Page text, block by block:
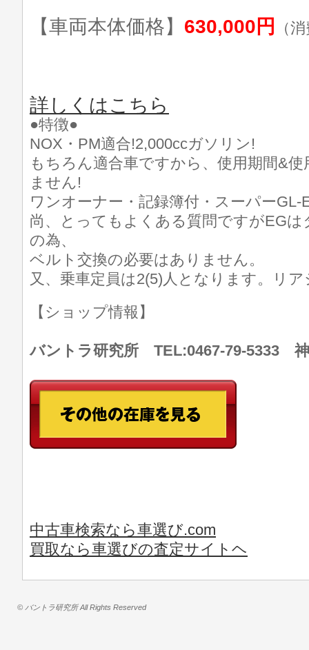
【車両本体価格】 630,000円 （
詳しくはこちら
●特徴●
NOX・PM適合!2,000ccガソリン!
もちろん適合車ですから、使用期間&
ません!
ワンオーナー・記録簿付・スーパーGL-
尚、とってもよくある質問ですがEG
の為、
ベルト交換の必要はありません。
又、乗車定員は2(5)人となります。リ
【ショップ情報】
バントラ研究所 TEL:0467-79-5333 神
中古車検索なら車選び.com
買取なら車選びの査定サイトヘ
© バントラ研究所 All Rights Reserved